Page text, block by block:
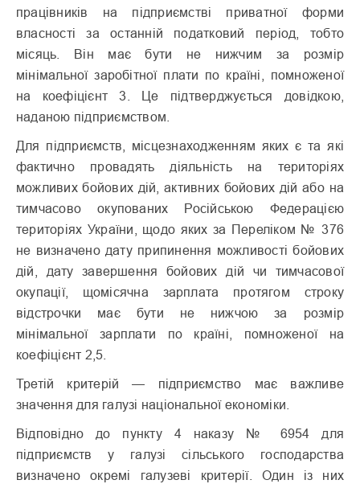
працівників на підприємстві приватної форми
власності за останній податковий період, тобто
місяць. Він має бути не нижчим за розмір
мінімальної заробітної плати по країні, помноженої
на коефіцієнт 3. Це підтверджується довідкою,
наданою підприємством.
Для підприємств, місцезнаходженням яких є та які
фактично провадять діяльність на територіях
можливих бойових дій, активних бойових дій або на
тимчасово окупованих Російською Федерацією
територіях України, щодо яких за Переліком № 376
не визначено дату припинення можливості бойових
дій, дату завершення бойових дій чи тимчасової
окупації, щомісячна зарплата протягом строку
відстрочки має бути не нижчою за розмір
мінімальної зарплати по країні, помноженої на
коефіцієнт 2,5.
Третій критерій — підприємство має важливе
значення для галузі національної економіки.
Відповідно до пункту 4 наказу № 6954 для
підприємств у галузі сільського господарства
визначено окремі галузеві критерії. Один із них